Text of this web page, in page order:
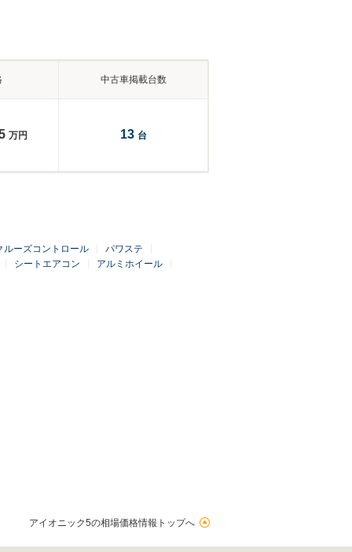
中古車掲載台数
万円 13 台
ルーズコントロール
パワステ
シートエアコン
アルミホイール
アイオニック5の相場価格情報トップへ